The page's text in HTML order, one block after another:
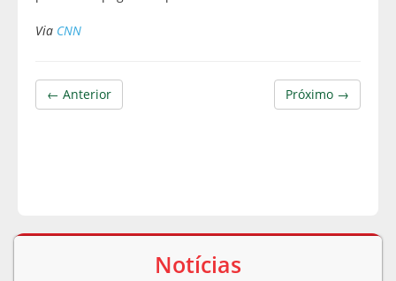
Via CNN
Próximo →
← Anterior
Notícias